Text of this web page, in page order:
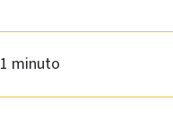
1 minuto